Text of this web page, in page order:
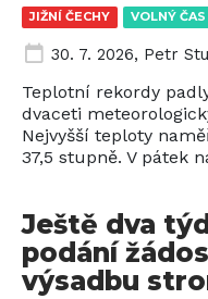
JIŽNÍ ČECHY VOLNÝ ČAS
30. 7. 2026, Petr
Teplotní rekordy
dvaceti
Nejvyšší teploty
37,5 stupně. V pátek
Ještě dva
podání
výsadbu